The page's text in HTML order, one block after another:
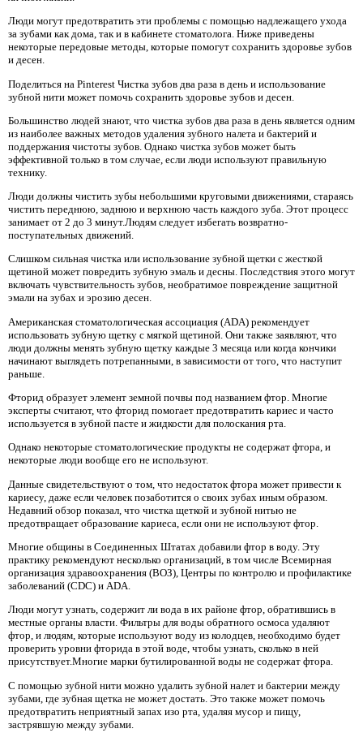
Люди могут предотвратить эти проблемы с помощью надлежащего ухода
за зубами как дома, так и в кабинете стоматолога. Ниже приведены
некоторые передовые методы, которые помогут сохранить здоровье зубов
и десен.
Поделиться на Pinterest Чистка зубов два раза в день и использование
зубной нити может помочь сохранить здоровье зубов и десен.
Большинство людей знают, что чистка зубов два раза в день является одним
из наиболее важных методов удаления зубного налета и бактерий и
поддержания чистоты зубов. Однако чистка зубов может быть
эффективной только в том случае, если люди используют правильную
технику.
Люди должны чистить зубы небольшими круговыми движениями, стараясь
чистить переднюю, заднюю и верхнюю часть каждого зуба. Этот процесс
занимает от 2 до 3 минут.Людям следует избегать возвратно-
поступательных движений.
Слишком сильная чистка или использование зубной щетки с жесткой
щетиной может повредить зубную эмаль и десны. Последствия этого могут
включать чувствительность зубов, необратимое повреждение защитной
эмали на зубах и эрозию десен.
Американская стоматологическая ассоциация (ADA) рекомендует
использовать зубную щетку с мягкой щетиной. Они также заявляют, что
люди должны менять зубную щетку каждые 3 месяца или когда кончики
начинают выглядеть потрепанными, в зависимости от того, что наступит
раньше.
Фторид образует элемент земной почвы под названием фтор. Многие
эксперты считают, что фторид помогает предотвратить кариес и часто
используется в зубной пасте и жидкости для полоскания рта.
Однако некоторые стоматологические продукты не содержат фтора, и
некоторые люди вообще его не используют.
Данные свидетельствуют о том, что недостаток фтора может привести к
кариесу, даже если человек позаботится о своих зубах иным образом.
Недавний обзор показал, что чистка щеткой и зубной нитью не
предотвращает образование кариеса, если они не используют фтор.
Многие общины в Соединенных Штатах добавили фтор в воду. Эту
практику рекомендуют несколько организаций, в том числе Всемирная
организация здравоохранения (ВОЗ), Центры по контролю и профилактике
заболеваний (CDC) и ADA.
Люди могут узнать, содержит ли вода в их районе фтор, обратившись в
местные органы власти. Фильтры для воды обратного осмоса удаляют
фтор, и людям, которые используют воду из колодцев, необходимо будет
проверить уровни фторида в этой воде, чтобы узнать, сколько в ней
присутствует.Многие марки бутилированной воды не содержат фтора.
С помощью зубной нити можно удалить зубной налет и бактерии между
зубами, где зубная щетка не может достать. Это также может помочь
предотвратить неприятный запах изо рта, удаляя мусор и пищу,
застрявшую между зубами.